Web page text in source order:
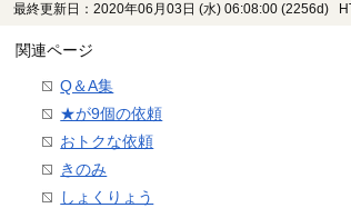
最終更新日：2020年06月03日 (水) 06:08:00 (2256d)
関連ページ
Q＆A集
★が9個の依頼
おトクな依頼
きのみ
しょくりょう